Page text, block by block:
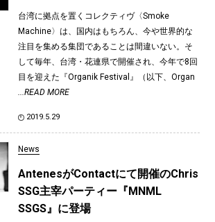
台湾に拠点を置くコレクティヴ〈Smoke
Machine〉は、国内はもちろん、今や世界的な
注目を集める集団であることは間違いない。そ
して毎年、台湾・花連県で開催され、今年で8回
目を迎えた『Organik Festival』（以下、Organ
...READ MORE
2019.5.29
News
AntenesがContactにて開催のChris
SSG主宰パーティー『MNML
SSGS』に登場